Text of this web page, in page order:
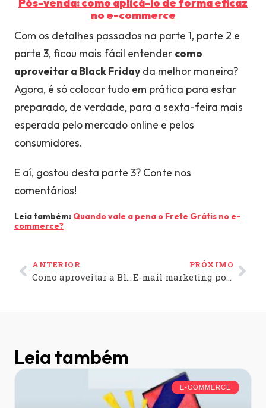
no e-commerce
Com os detalhes passados na parte 1, parte 2 e
parte 3, ficou mais fácil entender como
aproveitar a Black Friday da melhor maneira?
Agora, é só colocar tudo em prática para estar
preparado, de verdade, para a sexta-feira mais
esperada pelo mercado online e pelos
consumidores.
E aí, gostou desta parte 3? Conte nos
comentários!
Leia também: Quando vale a pena o Frete Grátis no e-
commerce?
ANTERIOR PRÓXIMO
Leia também
E-COMMERCE